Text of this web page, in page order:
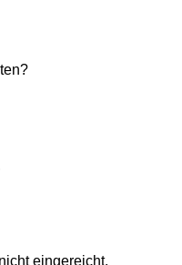
eingereicht.